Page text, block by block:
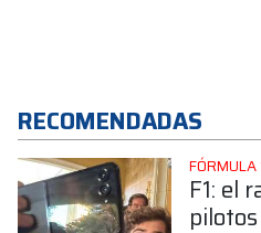
RECOMENDADAS
FÓRMULA
F1: el